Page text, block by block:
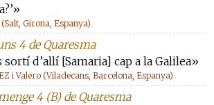
Girona, Espanya)
4 de Quaresma
sortí d’allí [Samaria] cap a la Galilea»
i Valero (Viladecans, Barcelona, Espanya)
4 (B) de Quaresma